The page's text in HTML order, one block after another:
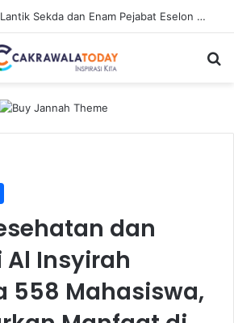
Wako Pekanbaru Lantik Sekda dan Enam Pejabat Eselon Lainnya
dan
Al Insyirah
558 Mahasiswa,